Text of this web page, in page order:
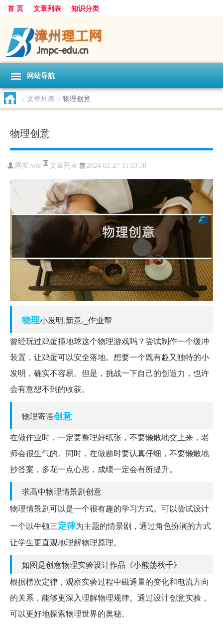
首 页 文章列表 知识分类
网站导航
> 文章列表 > 物理创意
物理创意
网友:wlc 文章列表 2024-02-27 15:03:58
物理小发明,新意,_作业帮
曾经玩过鸡蛋撞地球这个物理游戏吗？尝试制作一个缓冲
装置，让鸡蛋可以安全落地。想要一个既有趣又独特的小
发明，确实不容易。但是，挑战一下自己的创造力，也许
会有意想不到的收获。
物理寄语创意
在做作业时，一定要整理好纸张，不要懒散地交上来，老
师会很生气的。同时，在做题时要认真仔细，不要懒散地
抄答案，多花一点心思，成绩一定会有所提升。
求高中物理情景剧创意
物理情景剧可以是一个很有趣的学习方式。可以尝试设计
一个以牛顿三定律为主题的情景剧，通过角色扮演的方式
让学生更直观地理解物理原理。
如图是创意物理实验设计作品《小熊荡秋千》
根据楞次定律，观察实验过程中磁通量的变化和电流方向
的关系，能够更深入理解物理规律。通过设计创意实验，
可以更好地探索物理世界的奥秘。